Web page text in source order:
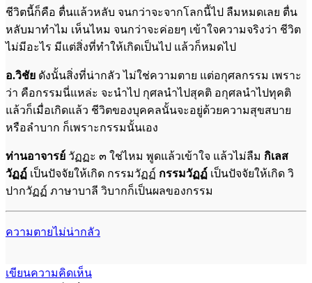
ชีวิตนี้ก็คือ ตื่นแล้วหลับ จนกว่าจะจากโลกนี้ไป ลืมหมดเลย ตื่น
หลับมาทำไม เห็นไหม จนกว่าจะค่อยๆ เข้าใจความจริงว่า ชีวิต
ไม่มีอะไร มีแต่สิ่งที่ทำให้เกิดเป็นไป แล้วก็หมดไป
อ.วิชัย ดังนั้นสิ่งที่น่ากลัว ไม่ใช่ความตาย แต่อกุศลกรรม เพราะ
ว่า คือกรรมนี่แหล่ะ จะนำไป กุศลนำไปสุคติ อกุศลนำไปทุคติ
แล้วก็เมื่อเกิดแล้ว ชีวิตของบุคคลนั้นจะอยู่ด้วยความสุขสบาย
หรือลำบาก ก็เพราะกรรมนั้นเอง
ท่านอาจารย์ วัฏฏะ ๓ ใช่ไหม พูดแล้วเข้าใจ แล้วไม่ลืม กิเลส
วัฏฏ์ เป็นปัจจัยให้เกิด กรรมวัฏฏ์ กรรมวัฏฏ์ เป็นปัจจัยให้เกิด วิ
ปากวัฏฏ์ ภาษาบาลี วิบากก็เป็นผลของกรรม
ความตายไม่น่ากลัว
เขียนความคิดเห็น